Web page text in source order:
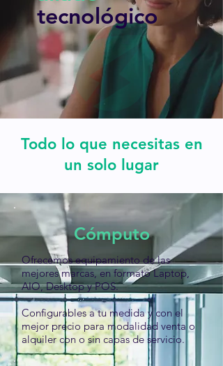
tecnológico
Todo lo que necesitas en
un solo lugar
Cómputo
Ofrecemos equipamiento de las
mejores marcas, en formato Laptop,
AIO, Desktop y POS.
Configurables a tu medida y con el
mejor precio para modalidad venta o
alquiler con o sin capas de servicio.